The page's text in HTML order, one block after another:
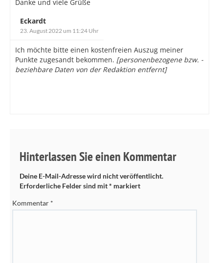
Danke und viele Grüße
Eckardt
23. August 2022 um 11:24 Uhr
Ich möchte bitte einen kostenfreien Auszug meiner
Punkte zugesandt bekommen. [personenbezogene bzw. -
beziehbare Daten von der Redaktion entfernt]
Hinterlassen Sie einen Kommentar
Deine E-Mail-Adresse wird nicht veröffentlicht.
Erforderliche Felder sind mit* markiert
Kommentar *